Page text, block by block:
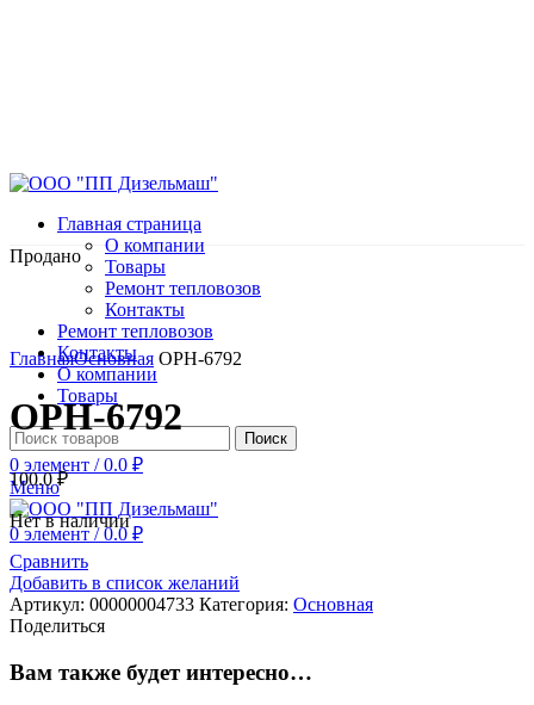
Главная страница
О компании
Товары
Ремонт тепловозов
Контакты
Ремонт тепловозов
Контакты
О компании
Товары
Поиск
0 элемент / 0.0 ₽
Меню
0элемент / 0.0₽
Продано
Нажмите, чтобы увеличить
ГлавнаяОсновная ОРН-6792
ОРН-6792
100.0₽
Нет в наличии
Сравнить
Добавить в список желаний
Артикул: 00000004733 Категория: Основная
Поделиться
Вам также будет интересно…